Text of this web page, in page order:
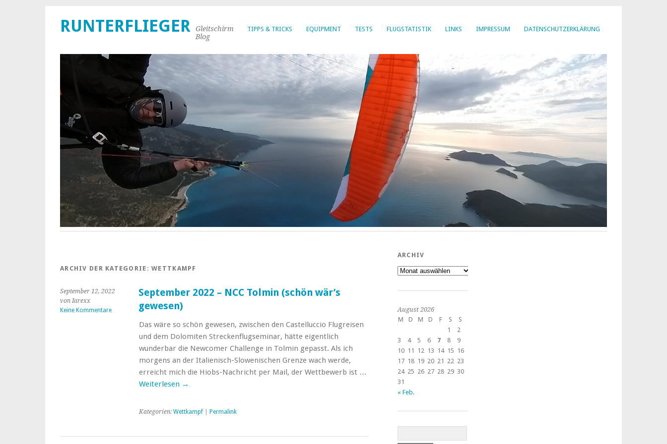
TIPPS & TRICKS EQUIPMENT TESTS FLUGSTATISTIK LINKS IMPRESSUM DATENSCHUTZERKLÄRUNG
RUNTERFLIEGER
Gleitschirm
Blog
ARCHIV DER KATEGORIE:WETTKAMPF
September 12, 2022
von Iarexx
Keine Kommentare
September 2022 – NCC Tolmin (schön wär’s
gewesen)
Das wäre so schön gewesen, zwischen den Castelluccio Flugreisen
und dem Dolomiten Streckenflugseminar, hätte eigentlich
wunderbar die Newcomer Challenge in Tolmin gepasst. Als ich
morgens an der Italienisch-Slowenischen Grenze wach werde,
erreicht mich die Hiobs-Nachricht per Mail, der Wettbewerb ist …
Weiterlesen →
Kategorien: Wettkampf| Permalink
ARCHIV
Archiv
August 2026
M
D M D F S
S
1
2
3
4 5 6 7 8
9
10 11 12 13 14 15 16
17 18 19 20 21 22 23
24 25 26 27 28 29 30
31
« Feb.